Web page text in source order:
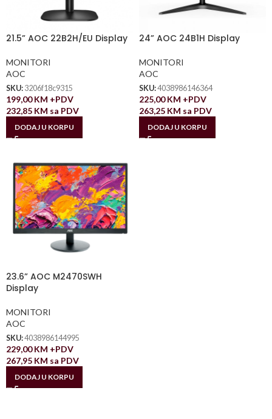
21.5” AOC 22B2H/EU Display
MONITORI
AOC
SKU: 3206f18c9315
199,00KM +PDV
232,85 KM sa PDV
DODAJ U KORPU
24” AOC 24B1H Display
MONITORI
AOC
SKU:4038986146364
225,00KM +PDV
263,25 KM sa PDV
DODAJ U KORPU
23.6” AOC M2470SWH
Display
MONITORI
AOC
SKU:4038986144995
229,00KM +PDV
267,95 KM sa PDV
DODAJ U KORPU